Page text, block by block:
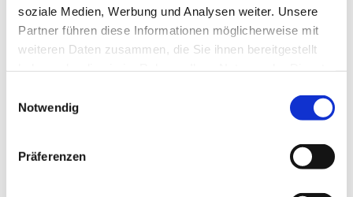
soziale Medien, Werbung und Analysen weiter. Unsere
Partner führen diese Informationen möglicherweise mit
weiteren Daten zusammen, die Sie ihnen bereitgestellt
Notwendig
Präferenzen
Wir proben immer mittwochs 19.30 – 21.45 Uhr im
Gemeindehaus der Auferstehungskirche, Luruper
Hauptstr. 155.
grulke@kirche-lurup.de